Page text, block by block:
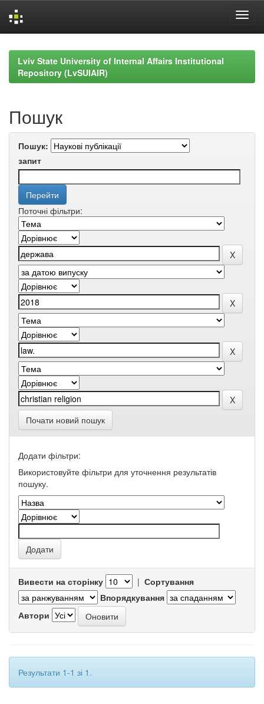
navigationLviv State University of Internal Affairs Institutional
Repository (LvSUIAIR)
Пошук
Пошук:
запит
Поточні фільтри:
Почати новий пошук
Додати фільтри:
Використовуйте фільтри для уточнення результатів
пошуку.
Вивести на сторінку | Сортування
Впорядкування
Автори
Результати 1-1 зі 1.